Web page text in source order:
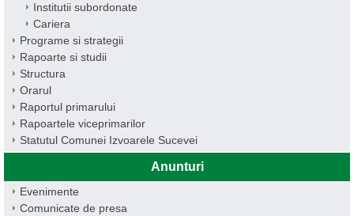
Institutii subordonate
Cariera
Programe si strategii
Rapoarte si studii
Structura
Orarul
Raportul primarului
Rapoartele viceprimarilor
Statutul Comunei Izvoarele Sucevei
Anunturi
Evenimente
Comunicate de presa